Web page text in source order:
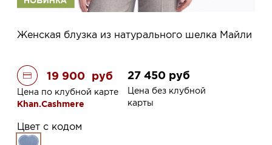
Женская блузка из натурального шелка Майли
19 900 руб
Цена по клубной карте
Khan.Cashmere
27 450 руб
Цена без клубной
карты
Цвет с кодом